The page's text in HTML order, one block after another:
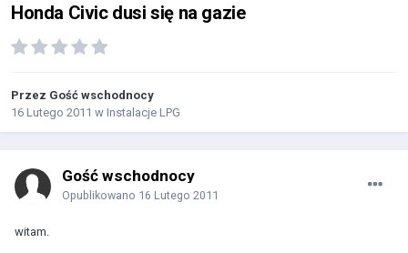
Honda Civic dusi się na gazie
Przez Gość wschodnocy
16 Lutego 2011 w Instalacje LPG
Gość wschodnocy
Opublikowano 16 Lutego 2011
witam.